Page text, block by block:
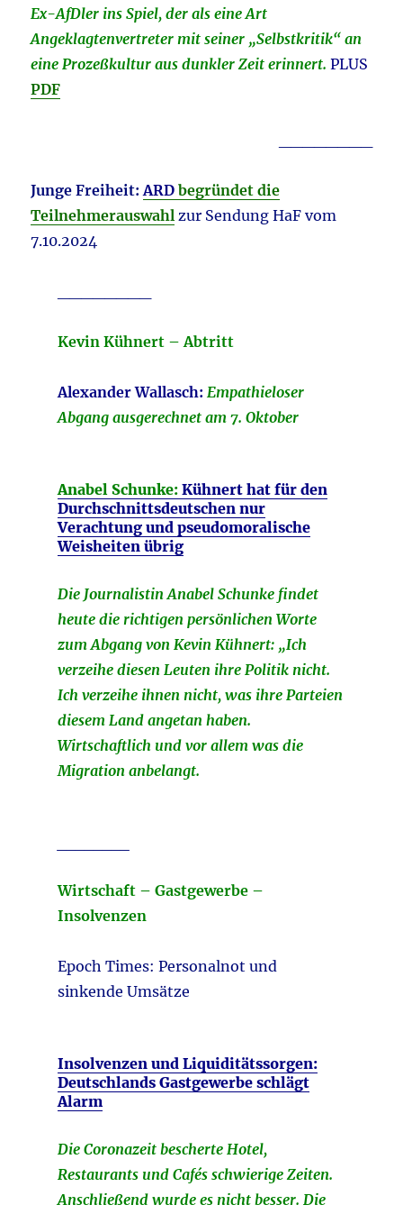
Ex-AfDler ins Spiel, der als eine Art
Angeklagtenvertreter mit seiner „Selbstkritik“ an
eine Prozeßkultur aus dunkler Zeit erinnert.PLUS
PDF
Junge Freiheit: ARD begründet die
Teilnehmerauswahl zur Sendung HaF vom
7.10.2024
Kevin Kühnert – Abtritt
Alexander Wallasch: Empathieloser
Abgang ausgerechnet am 7. Oktober
Anabel Schunke:Kühnert hat für den
Durchschnittsdeutschen nur
Verachtung und pseudomoralische
Weisheiten übrig
Die Journalistin Anabel Schunke findet
heute die richtigen persönlichen Worte
zum Abgang von Kevin Kühnert: „Ich
verzeihe diesen Leuten ihre Politik nicht.
Ich verzeihe ihnen nicht, was ihre Parteien
diesem Land angetan haben.
Wirtschaftlich und vor allem was die
Migration anbelangt.
Wirtschaft – Gastgewerbe –
Insolvenzen
Epoch Times: Personalnot und
sinkende Umsätze
Insolvenzen und Liquiditätssorgen:
Deutschlands Gastgewerbe schlägt
Alarm
Die Coronazeit bescherte Hotel,
Restaurants und Cafés schwierige Zeiten.
Anschließend wurde es nicht besser. Die